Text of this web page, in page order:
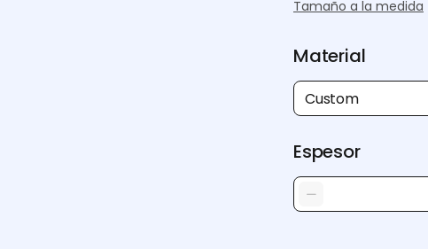
Tamaño a la medida
Material
Custom
Espesor